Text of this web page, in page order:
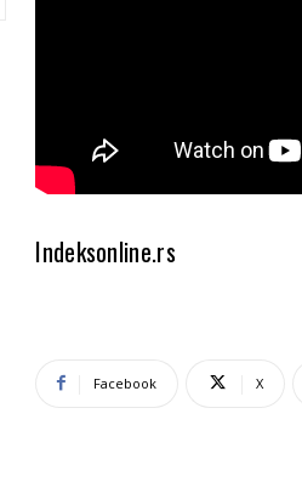
Indeksonline.rs
Facebook X